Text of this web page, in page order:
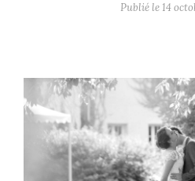
Publié le 14